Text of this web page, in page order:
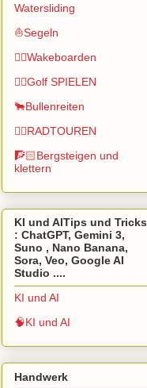
Watersliding
⛵Segeln
🏄🏽Wakeboarden
🏌️‍♂️Golf SPIELEN
🐂Bullenreiten
🚴‍♂️RADTOUREN
🧗🏻Bergsteigen und
klettern
KI und AITips und Tricks
: ChatGPT, Gemini 3,
Suno , Nano Banana,
Sora, Veo, Google AI
Studio ....
KI und AI
🧠KI und AI
Handwerk